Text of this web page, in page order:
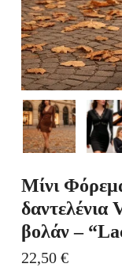
Μίνι
δαντελένια
βολάν –
22,50 €